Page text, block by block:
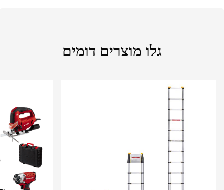
גלו מוצרים דומים